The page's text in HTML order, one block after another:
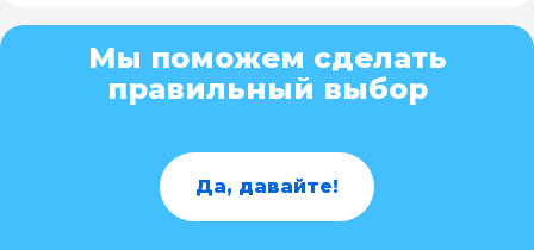
Мы поможем сделать
правильный выбор
Да, давайте!